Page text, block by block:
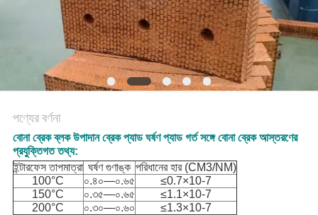
পণ্যের বর্ণনা
বোনা ব্রেক ব্লক উপাদান ব্রেক প্যাড ঘর্ষণ প্যাড গর্ত সঙ্গে বোনা ব্রেক আস্তরণের
প্রযুক্তিগত তথ্য:
ইন্টারফেস তাপমাত্রা ঘর্ষণ গুণাঙ্ক পরিধানের হার (CM3/NM)
100°C
০.৪০—০.৬৫
≤0.7×10-7
150°C
০.৩৫—০.৬৫
≤1.1×10-7
200°C
০.৩০—০.৬০
≤1.3×10-7